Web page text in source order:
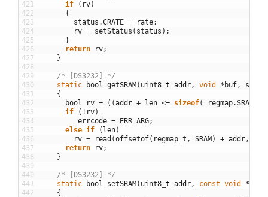
421
422
423
424
425
426
427
428
429
430
431
432
433
434
435
436
437
438
439
440
441
442
if
( rv)
{
status .CRATE = rate;
rv = setStatus ( status ) ;
}
return
rv;
}
/* [DS3232] */
static
bool getSRAM( uint8 t addr , void * buf , size
{
bool
rv = ( (addr + len <= sizeof( _regmap.SRAM
if
( ! rv)
_errcode = ERR_ARG;
else if ( len)
rv = read (offsetof( regmap_t , SRAM) + addr ,
return
rv;
}
/* [DS3232] */
static
bool setSRAM( uint8 t addr , const void *
{